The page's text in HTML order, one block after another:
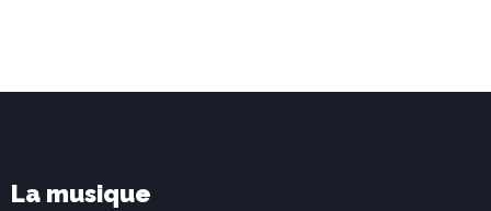
La musique